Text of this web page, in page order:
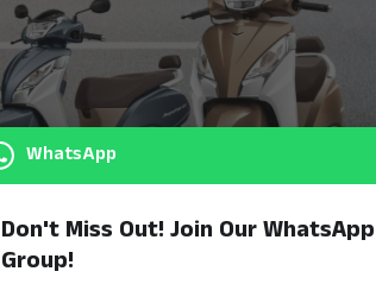
WhatsApp
Don't Miss Out! Join Our WhatsApp
Group!